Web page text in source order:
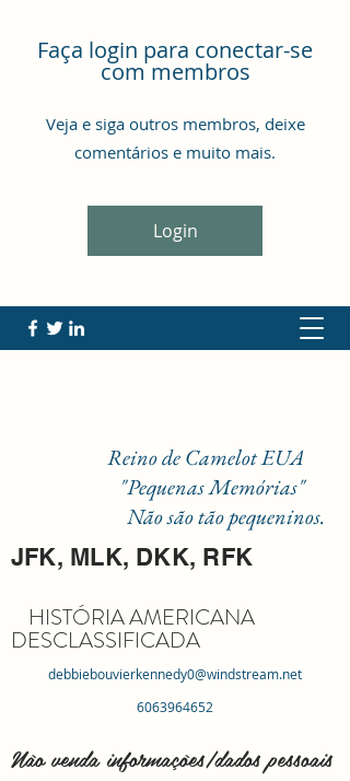
Reino de Camelot EUA
"Pequenas Memórias"
Não são tão pequeninos.
JFK, MLK, DKK, RFK
HISTÓRIA AMERICANA
DESCLASSIFICADA
debbiebouvierkennedy0@windstream.net
6063964652
Faça login para conectar-se
com membros
Veja e siga outros membros, deixe
comentários e muito mais.
Login
Não venda informações/dados pessoais